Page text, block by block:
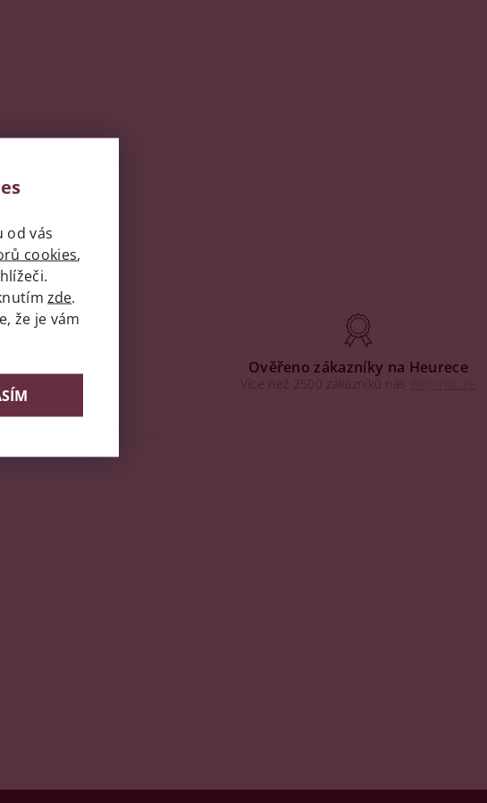
vás doma Ověřeno zákazníky na Heurece
Více než 2500 zákazníků nás
od vás
cookies,
zde.
že je vám